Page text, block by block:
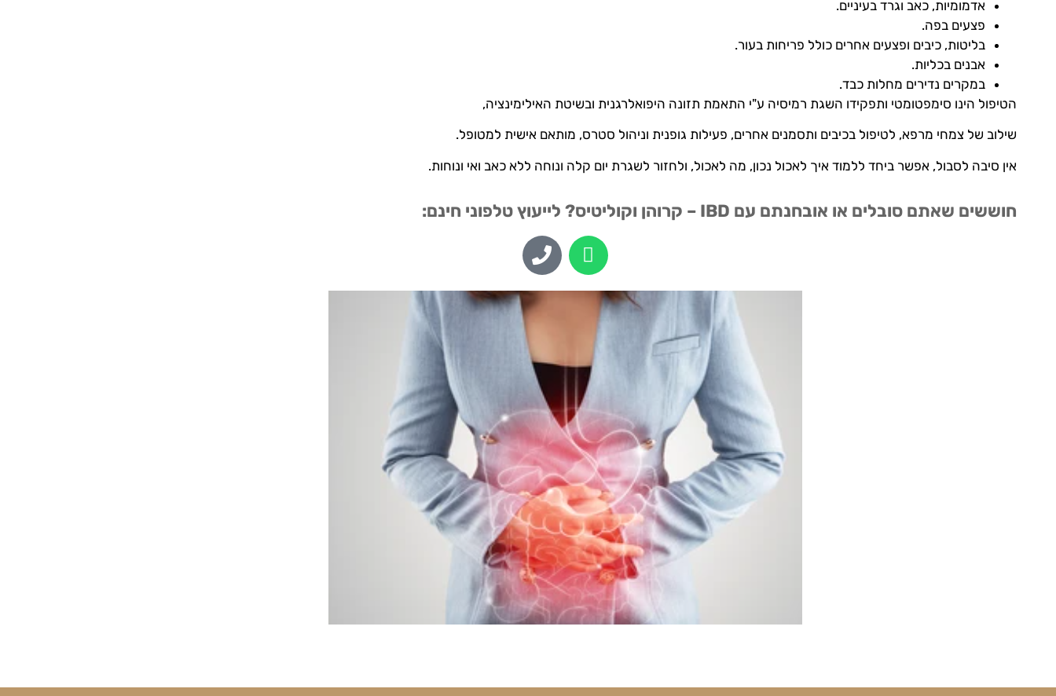
אדמומיות, כאב וגרד בעיניים.
פצעים בפה.
בליטות, כיבים ופצעים אחרים כולל פריחות בעור.
אבנים בכליות.
במקרים נדירים מחלות כבד.
הטיפול הינו סימפטומטי ותפקידו השגת רמיסיה ע"י התאמת תזונה היפואלרגנית ובשיטת האילימינציה,
שילוב של צמחי מרפא, לטיפול בכיבים ותסמנים אחרים, פעילות גופנית וניהול סטרס, מותאם אישית למטופל.
אין סיבה לסבול, אפשר ביחד ללמוד איך לאכול נכון, מה לאכול, ולחזור לשגרת יום קלה ונוחה ללא כאב ואי ונוחות.
חוששים שאתם סובלים או אובחנתם עם IBD – קרוהן וקוליטיס? לייעוץ טלפוני חינם: